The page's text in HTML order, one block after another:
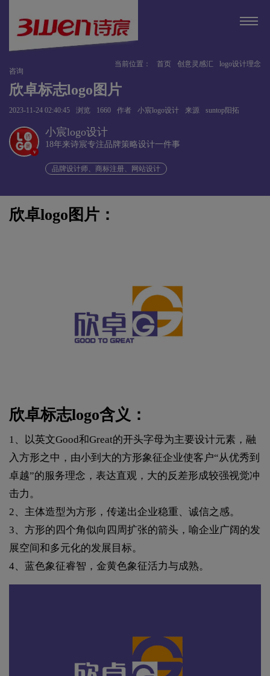
当前位置： 首页 创意灵感汇
logo设计理念
咨询
欣卓标志logo图片
2023-11-24 02:40:45 浏览 1660 作者 小宸logo设计 来源 suntop阳拓
v
小宸logo设计
18年来诗宸专注品牌策略设计一件事
品牌设计师、商标注册、网站设计
欣卓logo图片：
欣卓标志logo含义：
1、以英文Good和Great的开头字母为主要设计元素，融
入方形之中，由小到大的方形象征企业使客户“从优秀到
卓越”的服务理念，表达直观，大的反差形成较强视觉冲
击力。
2、主体造型为方形，传递出企业稳重、诚信之感。
3、方形的四个角似向四周扩张的箭头，喻企业广阔的发
展空间和多元化的发展目标。
4、蓝色象征睿智，金黄色象征活力与成熟。